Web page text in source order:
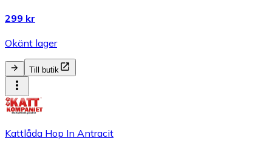
299 kr
Okänt lager
Till butik
Kattlåda Hop In Antracit